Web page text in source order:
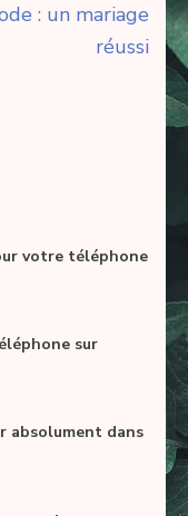
: un mariage
réussi
votre téléphone
sur
absolument dans